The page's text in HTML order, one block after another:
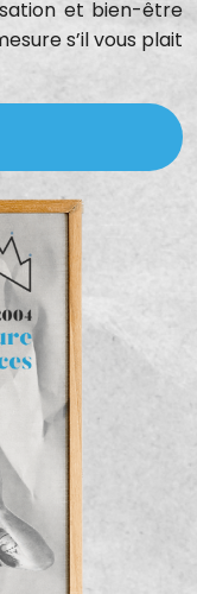
et bien-être
s’il vous plait